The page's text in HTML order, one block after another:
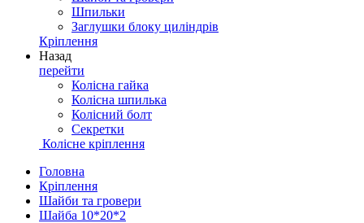
Шпильки
Заглушки блоку циліндрів
Кріплення
Назад
перейти
Колісна гайка
Колісна шпилька
Колісний болт
Секретки
Колісне кріплення
Головна
Кріплення
Шайби та гровери
Шайба 10*20*2